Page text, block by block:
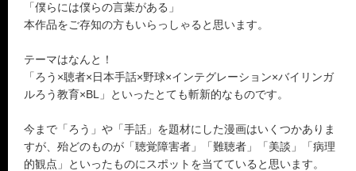
「僕らには僕らの言葉がある」
本作品をご存知の方もいらっしゃると思います。
テーマはなんと！
「ろう×聴者×日本手話×野球×インテグレーション×バイリンガ
ルろう教育×BL」といったとても斬新的なものです。
今まで「ろう」や「手話」を題材にした漫画はいくつかありま
すが、殆どのものが「聴覚障害者」「難聴者」「美談」「病理
的観点」といったものにスポットを当てていると思います。